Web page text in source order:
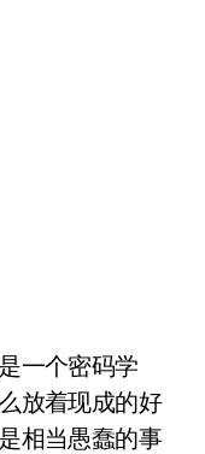
一个密码学
放着现成的好
相当愚蠢的事